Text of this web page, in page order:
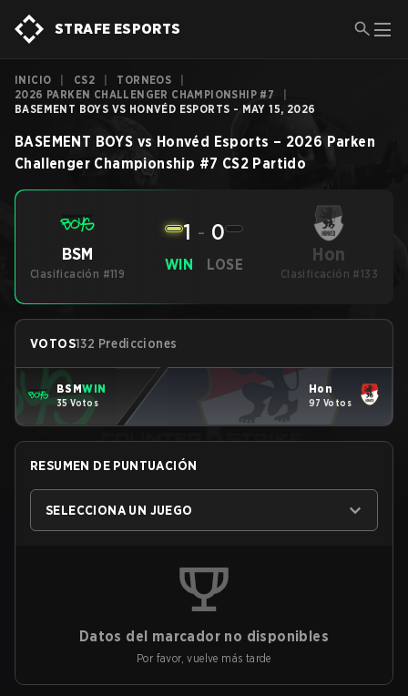
STRAFE ESPORTS
INICIO CS2 TORNEOS
2026 PARKEN CHALLENGER CHAMPIONSHIP #7
BASEMENT BOYS VS HONVÉD ESPORTS - MAY 15, 2026
BASEMENT BOYS vs Honvéd Esports – 2026 Parken
Challenger Championship #7 CS2 Partido
BSM
Clasificación #119
WIN
1 - 0
LOSE Hon
Clasificación #133
VOTOS132 Predicciones
BSMWIN
35 Votos
Hon
97 Votos
RESUMEN DE PUNTUACIÓN
SELECCIONA UN JUEGO
Datos del marcador no disponibles
Por favor, vuelve más tarde